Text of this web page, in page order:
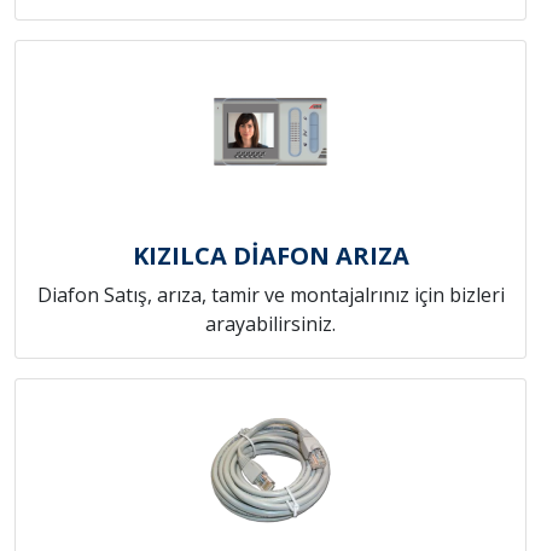
KIZILCA DİAFON ARIZA
Diafon Satış, arıza, tamir ve montajalrınız için bizleri
arayabilirsiniz.